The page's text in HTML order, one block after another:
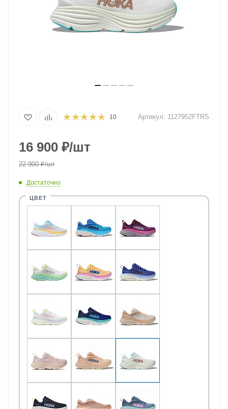
10 Артикул: 1127952FTRS
16 900 ₽/шт
22 900₽/шт
Достаточно